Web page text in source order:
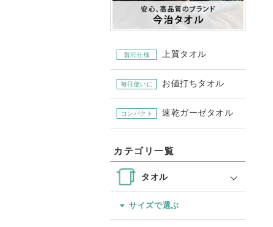
贅沢仕様 上質タオル
毎日使いに お値打ちタオル
コンパクト 速乾ガーゼタオル
カテゴリ一覧
タオル
サイズで選ぶ